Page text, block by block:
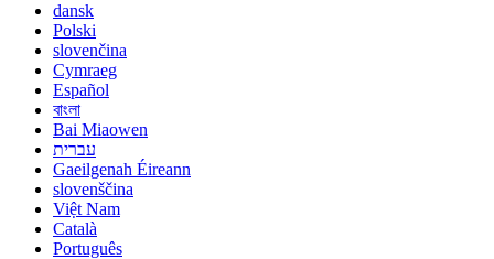
dansk
Polski
slovenčina
Cymraeg
Español
বাংলা
Bai Miaowen
עברית
Gaeilgenah Éireann
slovenščina
Việt Nam
Català
Português